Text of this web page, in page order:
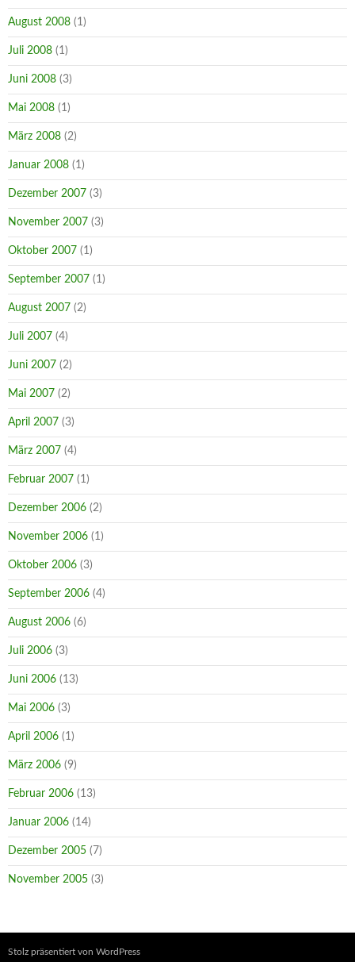
August 2008 (1)
Juli 2008 (1)
Juni 2008 (3)
Mai 2008 (1)
März 2008 (2)
Januar 2008 (1)
Dezember 2007 (3)
November 2007 (3)
Oktober 2007 (1)
September 2007 (1)
August 2007 (2)
Juli 2007 (4)
Juni 2007 (2)
Mai 2007 (2)
April 2007 (3)
März 2007 (4)
Februar 2007 (1)
Dezember 2006 (2)
November 2006 (1)
Oktober 2006 (3)
September 2006 (4)
August 2006 (6)
Juli 2006 (3)
Juni 2006 (13)
Mai 2006 (3)
April 2006 (1)
März 2006 (9)
Februar 2006 (13)
Januar 2006 (14)
Dezember 2005 (7)
November 2005 (3)
Stolz präsentiert von WordPress